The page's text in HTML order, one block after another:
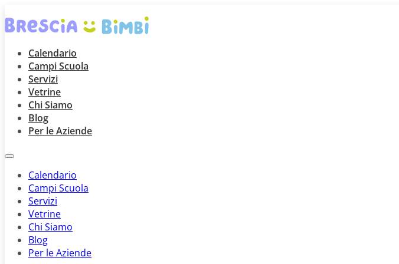
Calendario
Campi Scuola
Servizi
Vetrine
Chi Siamo
Blog
Per le Aziende
Calendario
Campi Scuola
Servizi
Vetrine
Chi Siamo
Blog
Per le Aziende